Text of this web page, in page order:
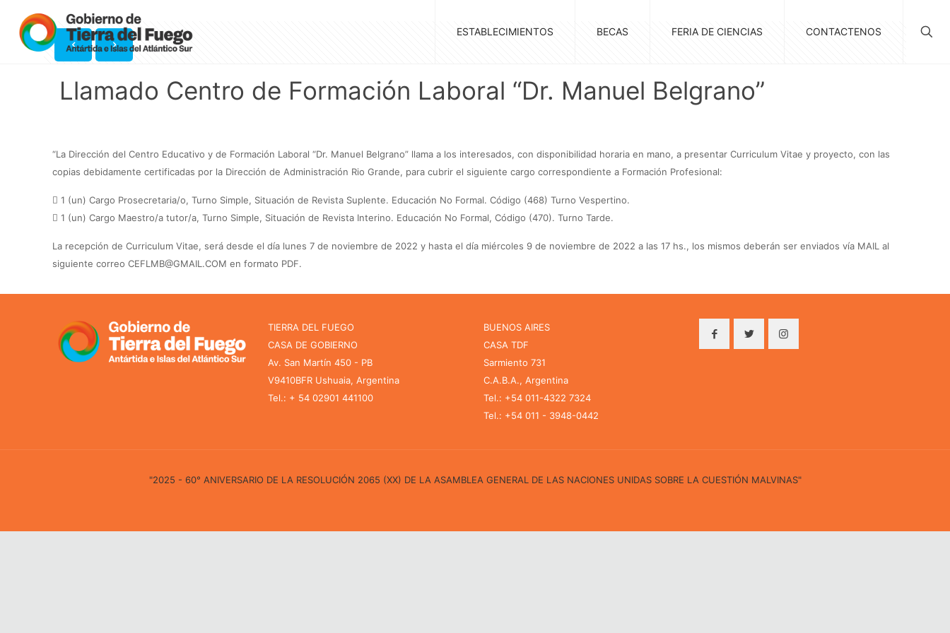
ESTABLECIMIENTOS BECAS FERIA DE CIENCIAS CONTACTENOS
Llamado Centro de Formación Laboral “Dr. Manuel Belgrano”
“La Dirección del Centro Educativo y de Formación Laboral “Dr. Manuel Belgrano” llama a los interesados, con disponibilidad horaria en mano, a presentar Curriculum Vitae y proyecto, con las
copias debidamente certificadas por la Dirección de Administración Rio Grande, para cubrir el siguiente cargo correspondiente a Formación Profesional:
 1 (un) Cargo Prosecretaria/o, Turno Simple, Situación de Revista Suplente. Educación No Formal. Código (468) Turno Vespertino.
 1 (un) Cargo Maestro/a tutor/a, Turno Simple, Situación de Revista Interino. Educación No Formal, Código (470). Turno Tarde.
La recepción de Curriculum Vitae, será desde el día lunes 7 de noviembre de 2022 y hasta el día miércoles 9 de noviembre de 2022 a las 17 hs., los mismos deberán ser enviados vía MAIL al
siguiente correo CEFLMB@GMAIL.COM en formato PDF.
TIERRA DEL FUEGO
CASA DE GOBIERNO
Av. San Martín 450 - PB
V9410BFR Ushuaia, Argentina
Tel.: + 54 02901 441100
BUENOS AIRES
CASA TDF
Sarmiento 731
C.A.B.A., Argentina
Tel.: +54 011-4322 7324
Tel.: +54 011 - 3948-0442
"2025 - 60° ANIVERSARIO DE LA RESOLUCIÓN 2065 (XX) DE LA ASAMBLEA GENERAL DE LAS NACIONES UNIDAS SOBRE LA CUESTIÓN MALVINAS"